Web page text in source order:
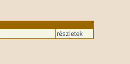
részletek